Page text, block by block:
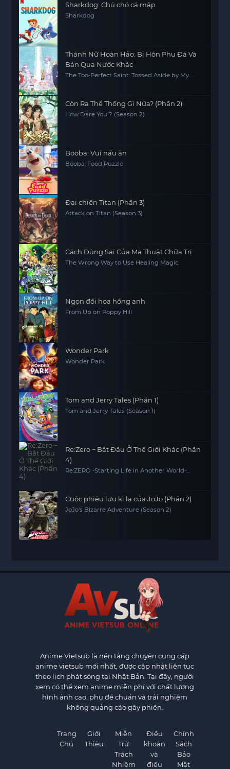
Sharkdog: Chú chó cá mập
Sharkdog
Thánh Nữ Hoàn Hảo: Bị Hôn Phu Đá Và
Bán Qua Nước Khác
The Too-Perfect Saint: Tossed Aside by My
Còn Ra Thể Thống Gì Nữa? (Phần 2)
How Dare You!? (Season 2)
Booba: Vui nấu ăn
Booba: Food Puzzle
Đại chiến Titan (Phần 3)
Attack on Titan (Season 3)
Cách Dùng Sai Của Ma Thuật Chữa Trị
The Wrong Way to Use Healing Magic
Ngọn đồi hoa hồng anh
From Up on Poppy Hill
Wonder Park
Wonder Park
Tom and Jerry Tales (Phần 1)
Tom and Jerry Tales (Season 1)
Re:Zero − Bắt Đầu Ở Thế Giới Khác (Phần
4)
Re:ZERO -Starting Life in Another World-
Cuộc phiêu lưu kì lạ của JoJo (Phần 2)
JoJo's Bizarre Adventure (Season 2)
Anime Vietsub là nền tảng chuyên cung cấp
anime vietsub mới nhất, được cập nhật liên tục
theo lịch phát sóng tại Nhật Bản. Tại đây, người
xem có thể xem anime miễn phí với chất lượng
hình ảnh cao, phụ đề chuẩn và trải nghiệm
không quảng cáo gây phiền.
Trang
Chủ
Giới
Thiệu
Miễn
Trừ
Trách
Nhiệm
Điều
khoản
và
điều
Chính
Sách
Bảo
Mật